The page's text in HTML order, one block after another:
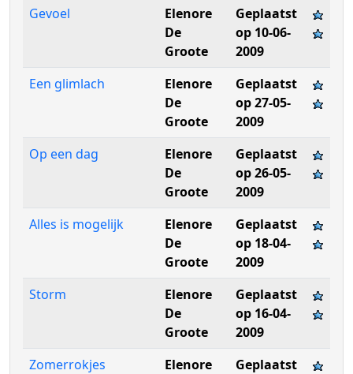
Gevoel
Elenore
De
Groote
Geplaatst
op 10-06-
2009
Een glimlach
Elenore
De
Groote
Geplaatst
op 27-05-
2009
Op een dag
Elenore
De
Groote
Geplaatst
op 26-05-
2009
Alles is mogelijk
Elenore
De
Groote
Geplaatst
op 18-04-
2009
Storm
Elenore
De
Groote
Geplaatst
op 16-04-
2009
Zomerrokjes
Elenore
Geplaatst